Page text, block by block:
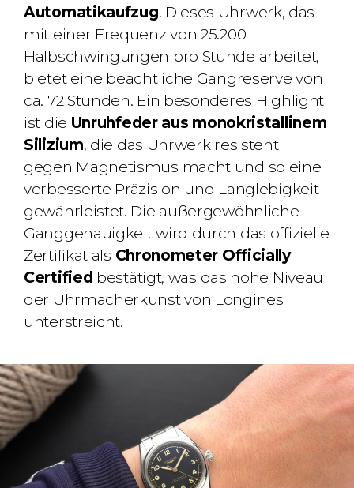
Automatikaufzug. Dieses Uhrwerk, das
mit einer Frequenz von 25.200
Halbschwingungen pro Stunde arbeitet,
bietet eine beachtliche Gangreserve von
ca. 72 Stunden. Ein besonderes Highlight
ist die Unruhfeder aus monokristallinem
Silizium, die das Uhrwerk resistent
gegen Magnetismus macht und so eine
verbesserte Präzision und Langlebigkeit
gewährleistet. Die außergewöhnliche
Ganggenauigkeit wird durch das offizielle
Zertifikat als Chronometer Officially
Certified bestätigt, was das hohe Niveau
der Uhrmacherkunst von Longines
unterstreicht.